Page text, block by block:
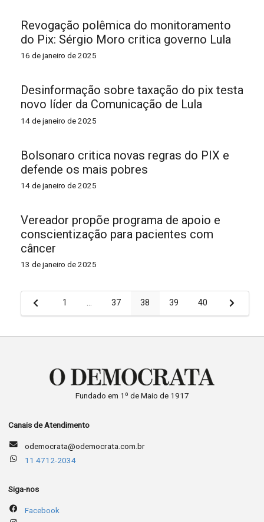
Revogação polêmica do monitoramento
do Pix: Sérgio Moro critica governo Lula
16 de janeiro de 2025
Desinformação sobre taxação do pix testa
novo líder da Comunicação de Lula
14 de janeiro de 2025
Bolsonaro critica novas regras do PIX e
defende os mais pobres
14 de janeiro de 2025
Vereador propõe programa de apoio e
conscientização para pacientes com
câncer
13 de janeiro de 2025
Paginação
de
1 … 37 38 39 40
Fundado em 1º de Maio de 1917
Canais de Atendimento
odemocrata@odemocrata.com.br
11 4712-2034
Siga-nos
Facebook